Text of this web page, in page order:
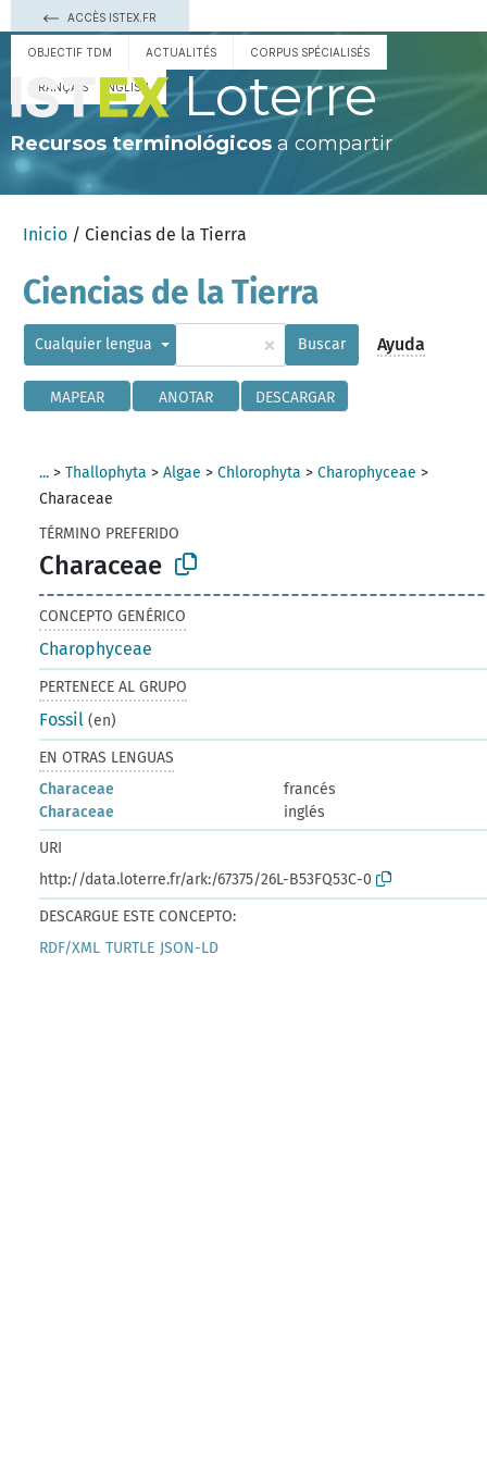
ACCÈS ISTEX.FR
OBJECTIF TDM ACTUALITÉS CORPUS SPÉCIALISÉS
FRANÇAIS ENGLISH Loterre
Recursos terminológicos a compartir
Inicio / Ciencias de la Tierra
Ciencias de la Tierra
Cualquier lengua × Buscar Ayuda
MAPEAR ANOTAR DESCARGAR
... >Thallophyta >Algae >Chlorophyta >Charophyceae >
Characeae
TÉRMINO PREFERIDO
Characeae
CONCEPTO GENÉRICO
Charophyceae
PERTENECE AL GRUPO
Fossil (en)
EN OTRAS LENGUAS
Characeae
francés
Characeae
inglés
URI
http://data.loterre.fr/ark:/67375/26L-B53FQ53C-0
DESCARGUE ESTE CONCEPTO:
RDF/XML TURTLE JSON-LD